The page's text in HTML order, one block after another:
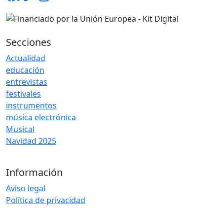
Secciones
Actualidad
educación
entrevistas
festivales
instrumentos
música electrónica
Musical
Navidad 2025
Información
Aviso legal
Política de privacidad